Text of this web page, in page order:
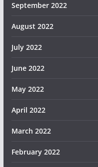
September 2022
August 2022
July 2022
June 2022
May 2022
April 2022
March 2022
February 2022